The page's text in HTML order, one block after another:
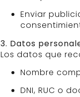
Enviar
3. Datos
Los datos que
Nombre
DNI, RUC o